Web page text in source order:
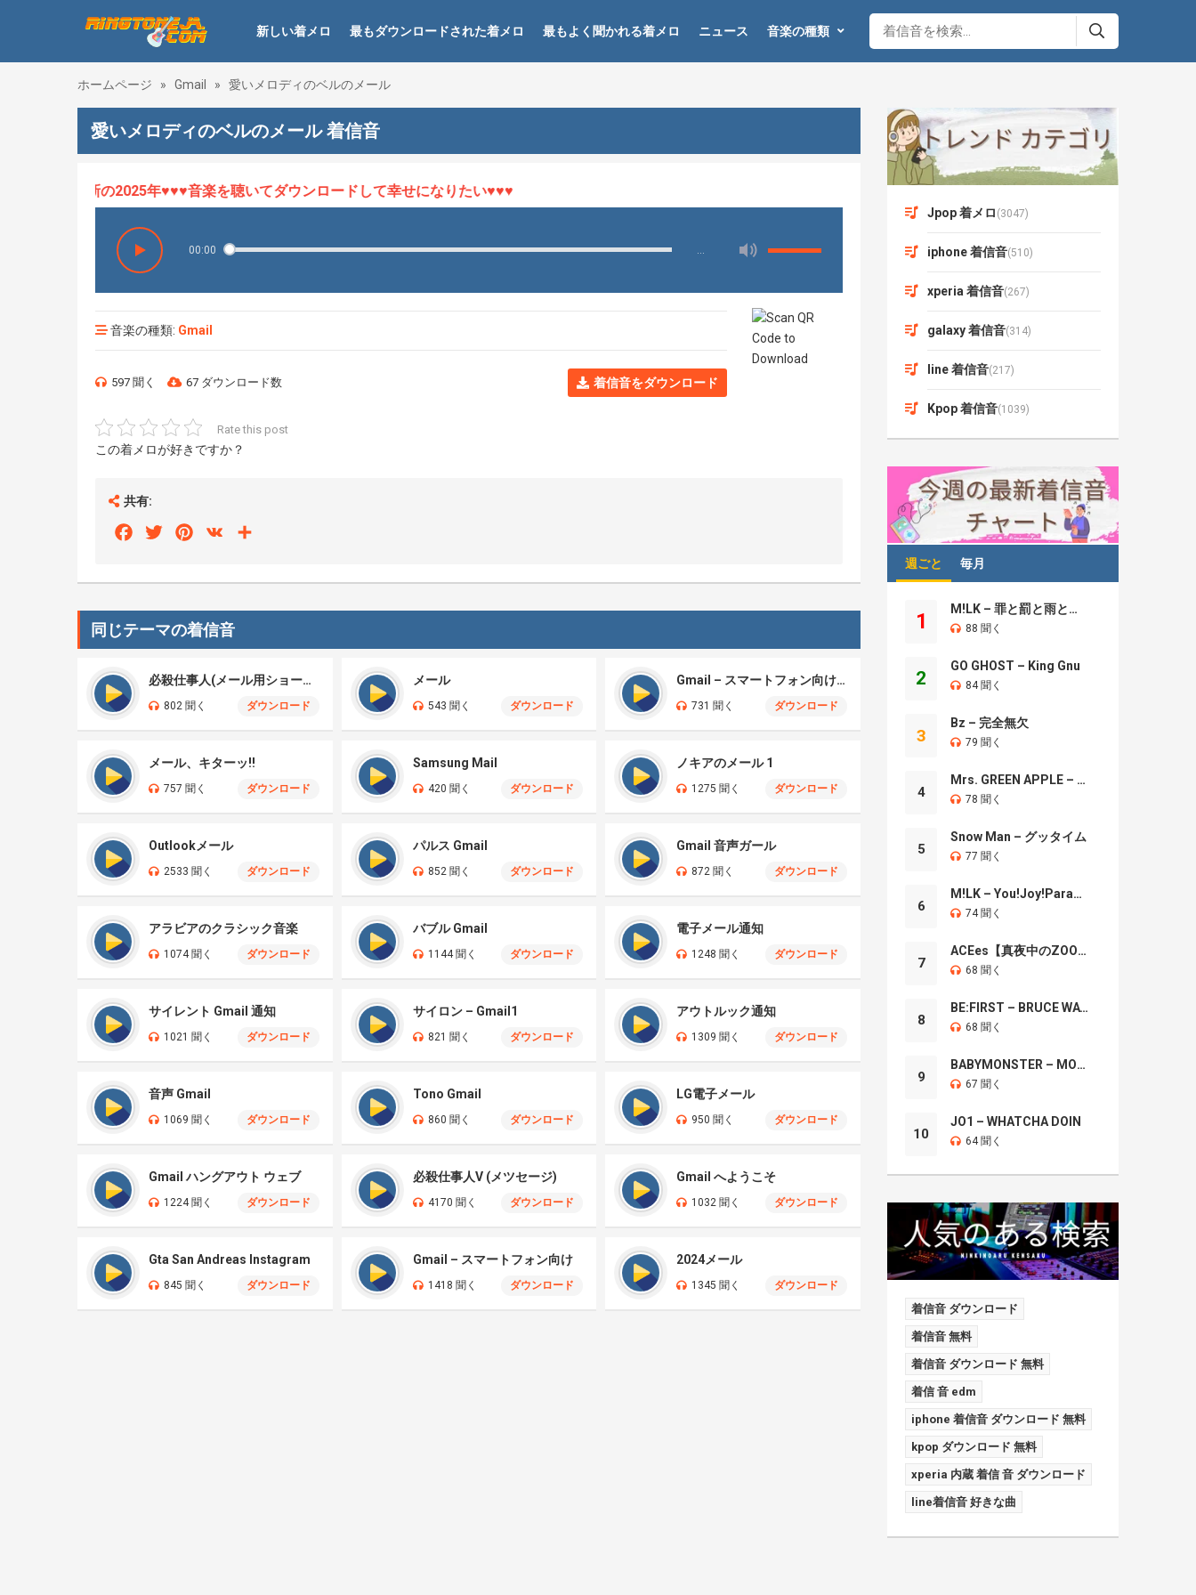
新しい着メロ 最もダウンロードされた着メロ 最もよく聞かれる着メロ ニュース 音楽の種類
ホームページ » Gmail » 愛いメロディのベルのメール
愛いメロディのベルのメール 着信音
、最新の2025年♥♥♥音楽を聴いてダウンロードして幸せになりたい♥♥♥
00:00
音楽の種類: Gmail
597 聞く 67 ダウンロード数 着信音をダウンロード
Rate this post
この着メロが好きですか？
共有:
FacebookTwitterPinterest
VK
同じテーマの着信音
必殺仕事人(メール用ショート)
802 聞く ダウンロード
メール
543 聞く ダウンロード
Gmail – スマートフォン向け着信音
731 聞く ダウンロード
メール、キターッ!!
757 聞く ダウンロード
Samsung Mail
420 聞く ダウンロード
ノキアのメール 1
1275 聞く ダウンロード
Outlookメール
2533 聞く ダウンロード
パルス Gmail
852 聞く ダウンロード
Gmail 音声ガール
872 聞く ダウンロード
アラビアのクラシック音楽
1074 聞く ダウンロード
バブル Gmail
1144 聞く ダウンロード
電子メール通知
1248 聞く ダウンロード
サイレント Gmail 通知
1021 聞く ダウンロード
サイロン – Gmail1
821 聞く ダウンロード
アウトルック通知
1309 聞く ダウンロード
音声 Gmail
1069 聞く ダウンロード
Tono Gmail
860 聞く ダウンロード
LG電子メール
950 聞く ダウンロード
Gmail ハングアウト ウェブ
1224 聞く ダウンロード
必殺仕事人V (メツセージ)
4170 聞く ダウンロード
Gmail へようこそ
1032 聞く ダウンロード
Gta San Andreas Instagram
845 聞く ダウンロード
Gmail – スマートフォン向け
1418 聞く ダウンロード
2024メール
1345 聞く ダウンロード
Jpop 着メロ (3047)
iphone 着信音(510)
xperia 着信音(267)
galaxy 着信音(314)
line 着信音(217)
Kpop 着信音(1039)
週ごと 毎月
1
M!LK – 罪と罰と雨とキス
88 聞く
2
GO GHOST – King Gnu
84 聞く
3
Bz – 完全無欠
79 聞く
4
Mrs. GREEN APPLE – Brand New
78 聞く
5
Snow Man – グッタイム
77 聞く
6
M!LK – You!Joy!Parade!
74 聞く
7
ACEes【真夜中のZOO】
68 聞く
8
BE:FIRST – BRUCE WAYNE
68 聞く
9
BABYMONSTER – MOON
67 聞く
10
JO1 – WHATCHA DOIN
64 聞く
着信音 ダウンロード
着信音 無料
着信音 ダウンロード 無料
着信 音 edm
iphone 着信音 ダウンロード 無料
kpop ダウンロード 無料
xperia 内蔵 着信 音 ダウンロード
line着信音 好きな曲